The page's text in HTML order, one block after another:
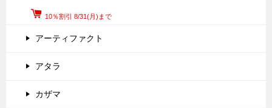
10％割引 8/31(月)まで
アーティファクト
アタラ
カザマ